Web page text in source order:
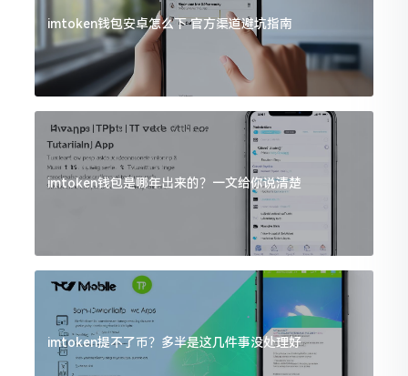
imtoken钱包安卓怎么下 官方渠道避坑指南
imtoken钱包是哪年出来的？一文给你说清楚
imtoken提不了币？多半是这几件事没处理好